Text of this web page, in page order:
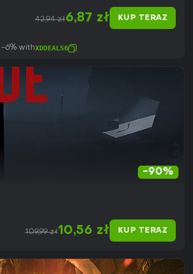
42,94 zł6,87 zł KUP TERAZ
-6% withXDDEALS6
-90%
109,99 zł10,56 zł KUP TERAZ